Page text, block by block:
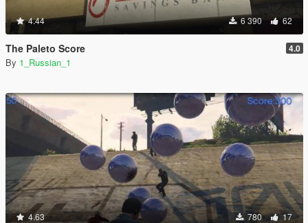
4.44 6 390 62
The Paleto Score 4.0
By 1_Russian_1
4.63 780 17